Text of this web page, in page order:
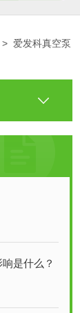
> 爱发科真空泵
是什么？